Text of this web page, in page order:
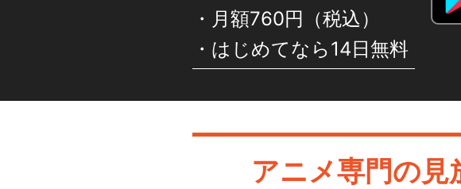
月額760円（税込）
はじめてなら14日無料
アニメ専門の